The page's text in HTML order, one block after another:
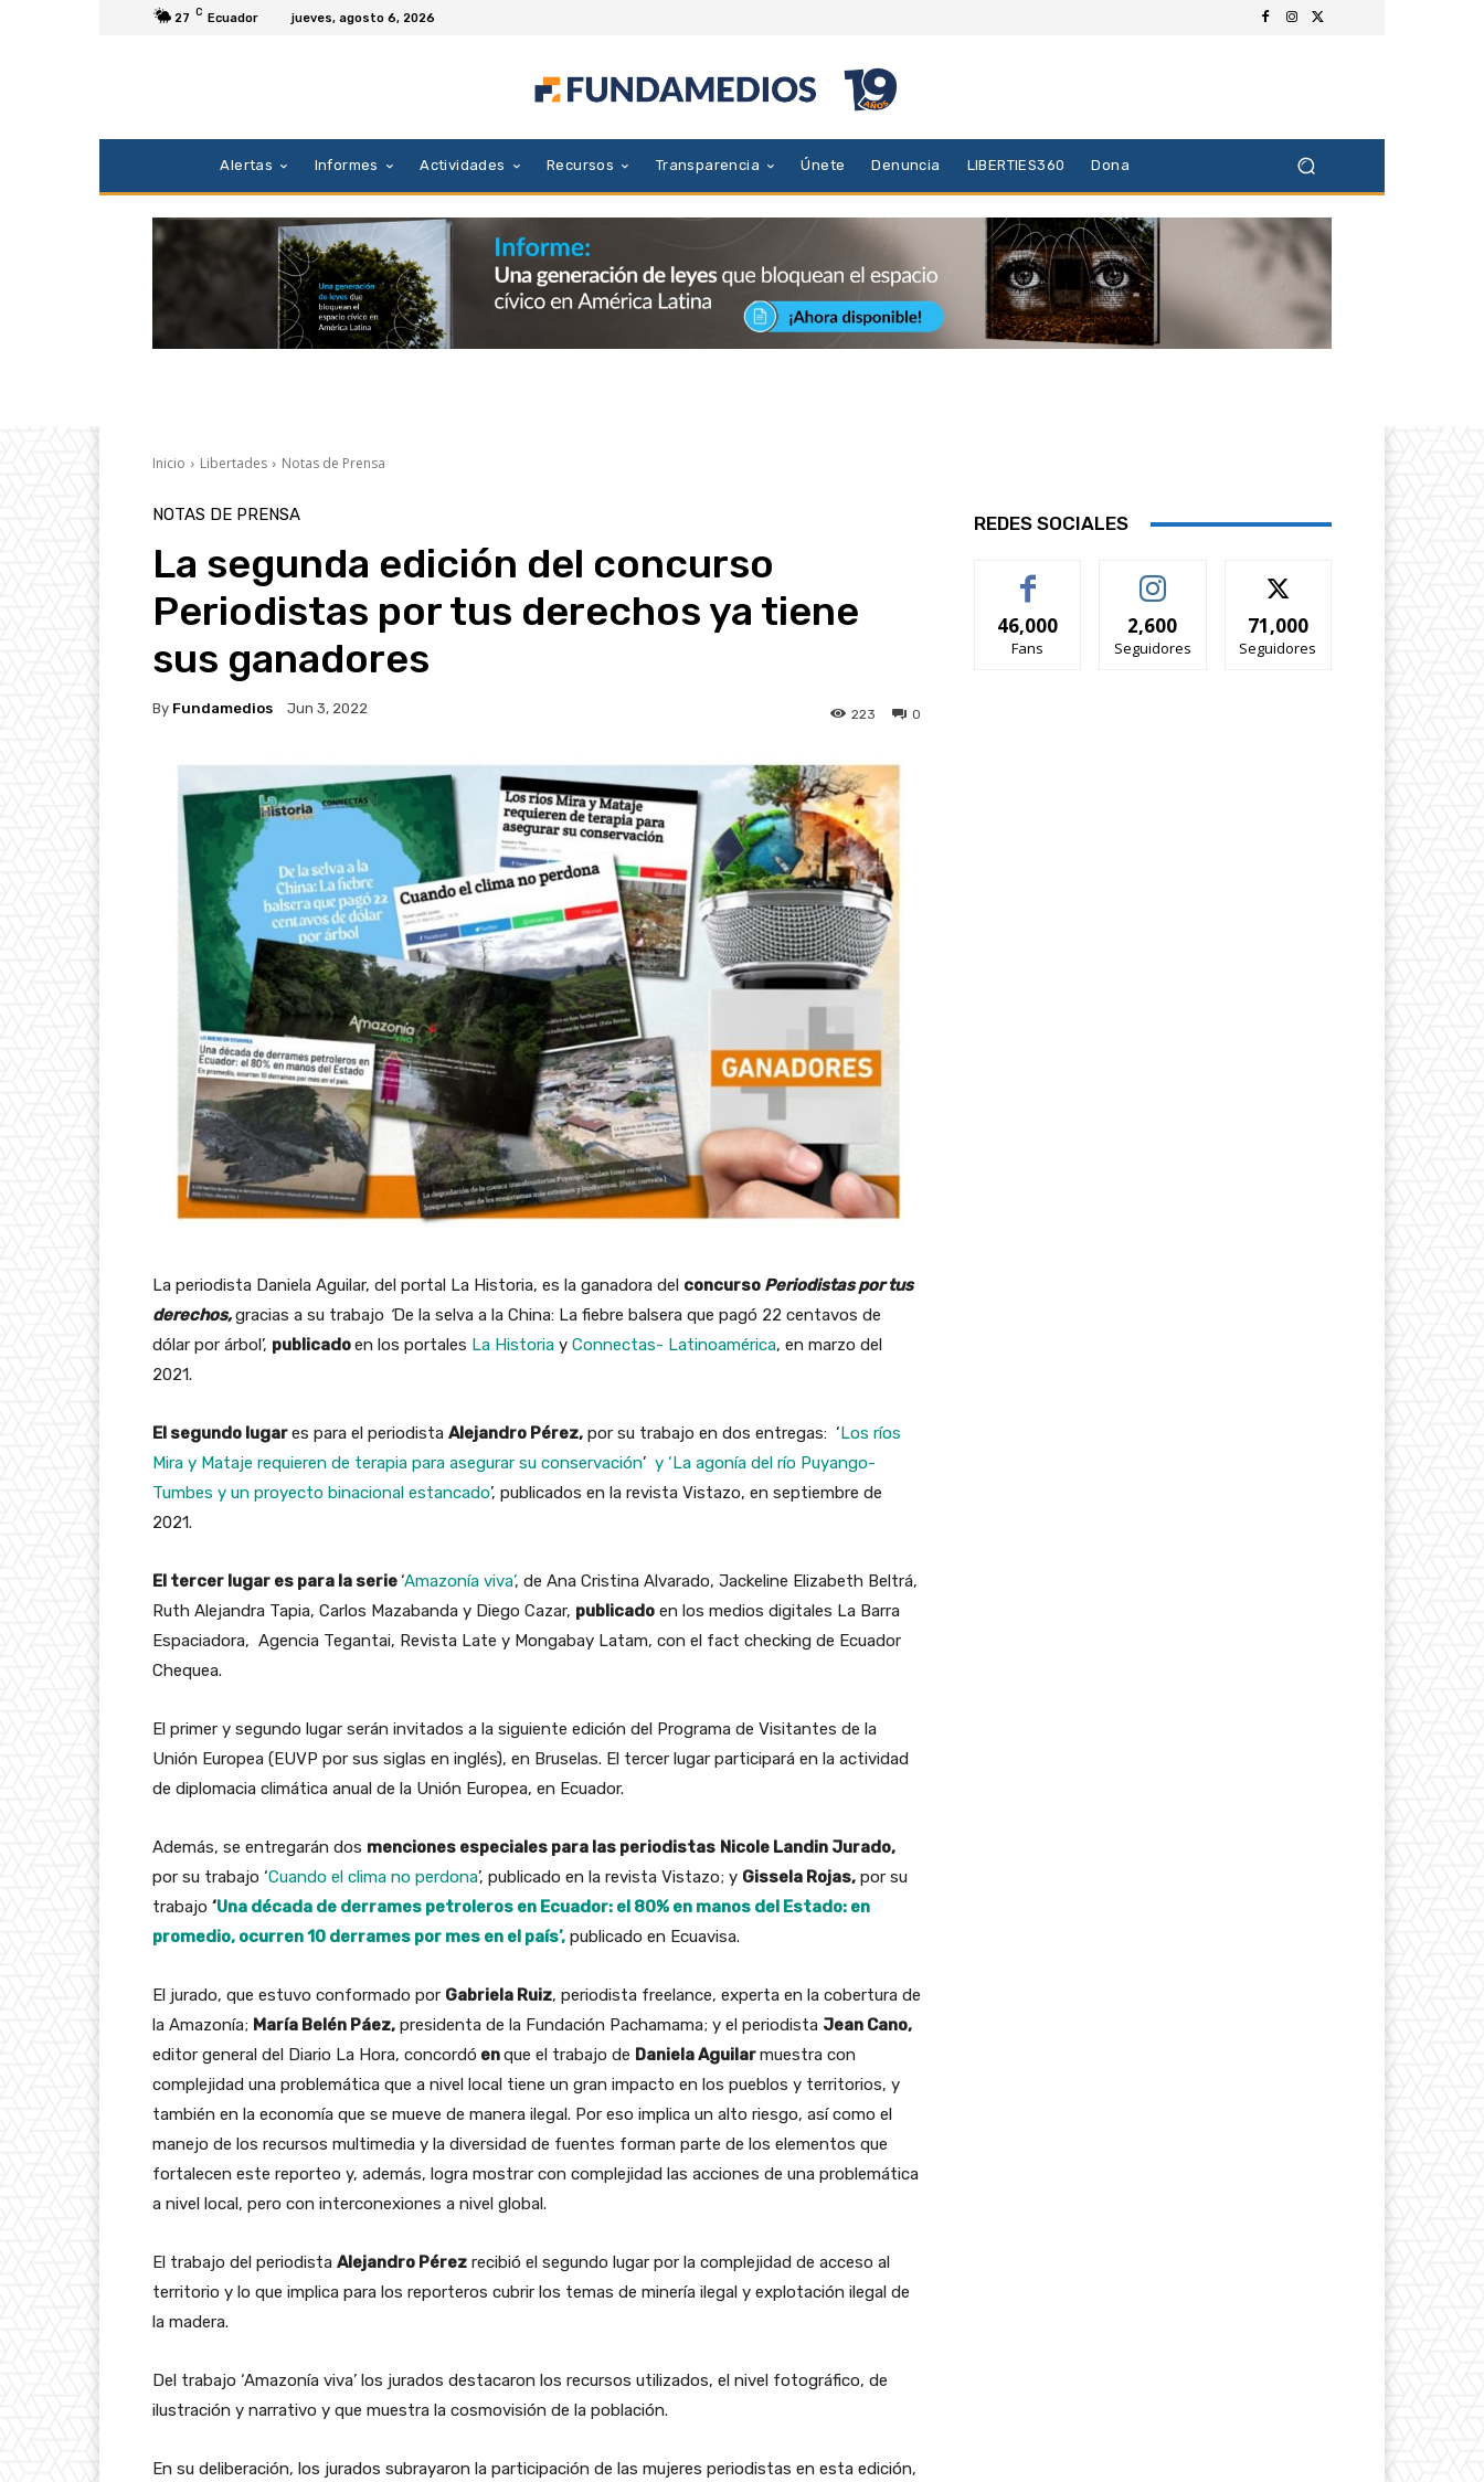
27 C Ecuador jueves, agosto 6, 2026
Alertas Informes Actividades Recursos Transparencia Únete Denuncia LIBERTIES360 Dona
Inicio Libertades Notas de Prensa
NOTAS DE PRENSA
La segunda edición del concurso
Periodistas por tus derechos ya tiene
sus ganadores
By Fundamedios Jun 3, 2022 0
223
La periodista Daniela Aguilar, del portal La Historia, es la ganadora del concurso Periodistas por tus
derechos,gracias a su trabajo ‘De la selva a la China: La fiebre balsera que pagó 22 centavos de
dólar por árbol’, publicadoen los portales La Historia y Connectas- ​​Latinoamérica, en marzo del
2021.
El segundo lugares para el periodista Alejandro Pérez, por su trabajo en dos entregas: ‘Los ríos
Mira y Mataje requieren de terapia para asegurar su conservación’ y ‘La agonía del río Puyango-
Tumbes y un proyecto binacional estancado’, publicados en la revista Vistazo, en septiembre de
2021.
El tercer lugar es para la serie‘Amazonía viva’, de Ana Cristina Alvarado, Jackeline Elizabeth Beltrá,
Ruth Alejandra Tapia, Carlos Mazabanda y Diego Cazar, publicado en los medios digitales La Barra
Espaciadora, Agencia Tegantai, Revista Late y Mongabay Latam, con el fact checking de Ecuador
Chequea.
El primer y segundo lugar serán invitados a la siguiente edición del Programa de Visitantes de la
Unión Europea (EUVP por sus siglas en inglés), en Bruselas. El tercer lugar participará en la actividad
de diplomacia climática anual de la Unión Europea, en Ecuador.
Además, se entregarán dos menciones especiales para las periodistas Nicole Landin Jurado,
por su trabajo ‘Cuando el clima no perdona’, publicado en la revista Vistazo; y Gissela Rojas, por su
trabajo ‘Una década de derrames petroleros en Ecuador: el 80% en manos del Estado: en
promedio, ocurren 10 derrames por mes en el país’, publicado en Ecuavisa.
El jurado, que estuvo conformado por Gabriela Ruiz, periodista freelance, experta en la cobertura de
la Amazonía; María Belén Páez, presidenta de la Fundación Pachamama; y el periodista Jean Cano,
editor general del Diario La Hora, concordó enque el trabajo de Daniela Aguilarmuestra con
complejidad una problemática que a nivel local tiene un gran impacto en los pueblos y territorios, y
también en la economía que se mueve de manera ilegal. Por eso implica un alto riesgo, así como el
manejo de los recursos multimedia y la diversidad de fuentes forman parte de los elementos que
fortalecen este reporteo y, además, logra mostrar con complejidad las acciones de una problemática
a nivel local, pero con interconexiones a nivel global.
El trabajo del periodista Alejandro Pérez recibió el segundo lugar por la complejidad de acceso al
territorio y lo que implica para los reporteros cubrir los temas de minería ilegal y explotación ilegal de
la madera.
Del trabajo ‘Amazonía viva’ los jurados destacaron los recursos utilizados, el nivel fotográfico, de
ilustración y narrativo y que muestra la cosmovisión de la población.
En su deliberación, los jurados subrayaron la participación de las mujeres periodistas en esta edición,
REDES SOCIALES
46,000
Fans
2,600
Seguidores
71,000
Seguidores